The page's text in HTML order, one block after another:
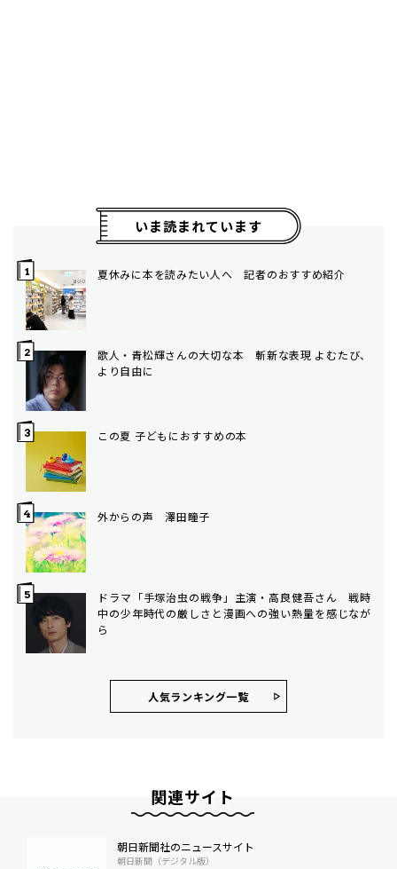
いま読まれています
夏休みに本を読みたい人へ 記者のおすすめ紹介
歌人・青松輝さんの大切な本 斬新な表現 よむたび、
より自由に
この夏 子どもにおすすめの本
外からの声 澤田瞳子
ドラマ「手塚治虫の戦争」主演・高良健吾さん 戦時
中の少年時代の厳しさと漫画への強い熱量を感じなが
ら
人気ランキング⼀覧
関連サイト
朝日新聞社のニュースサイト
朝日新聞（デジタル版）